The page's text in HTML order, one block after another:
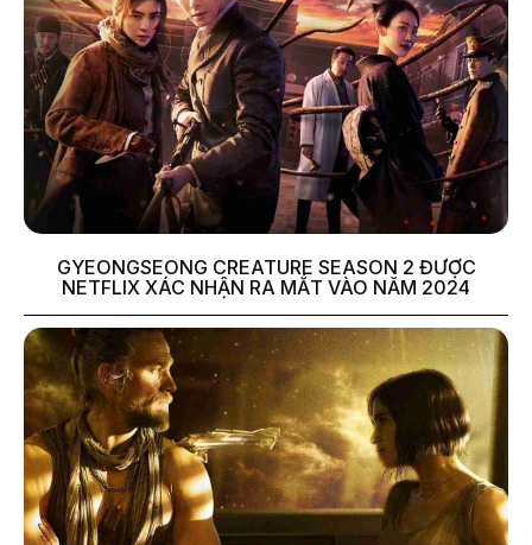
GYEONGSEONG CREATURE SEASON 2 ĐƯỢC
NETFLIX XÁC NHẬN RA MẮT VÀO NĂM 2024